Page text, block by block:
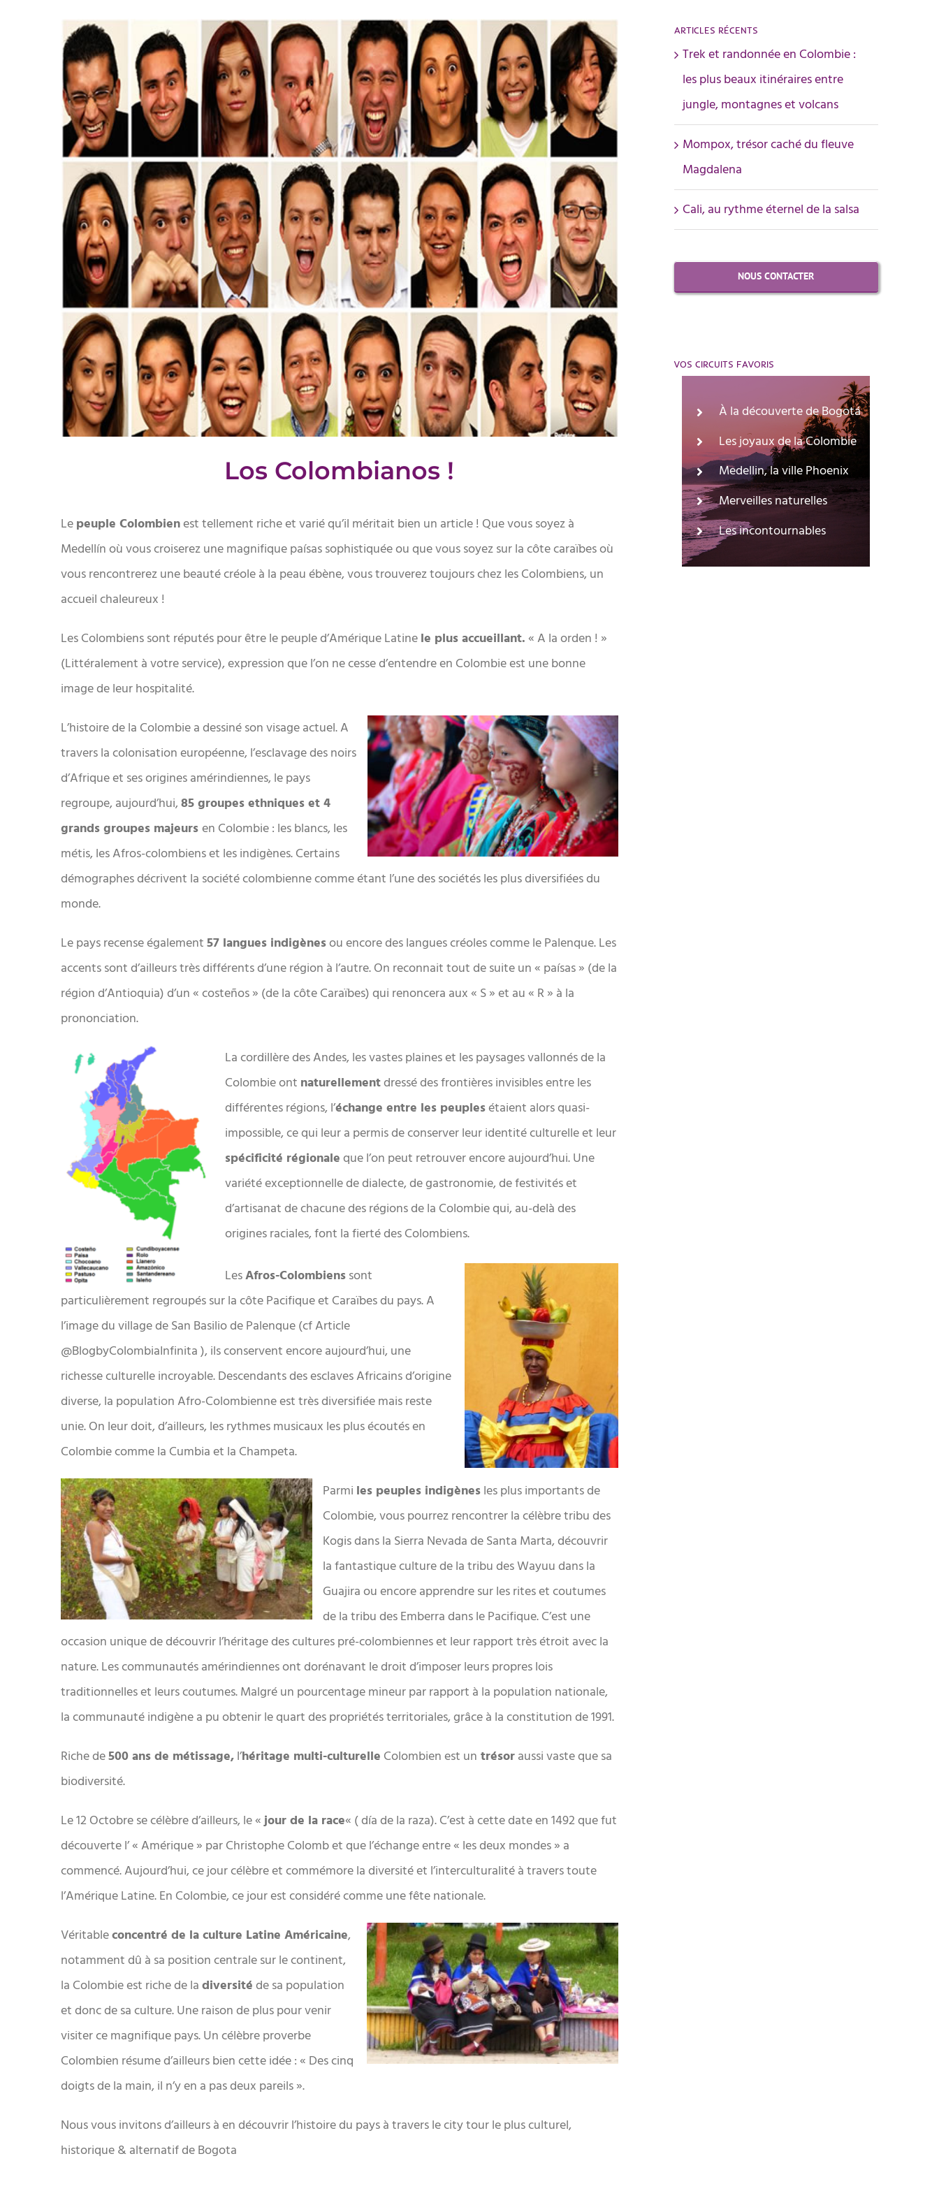
Los Colombianos !
Le peuple Colombienest tellement riche et varié qu’il méritait bien un article ! Que vous soyez à
Medellín où vous croiserez une magnifique paísas sophistiquée ou que vous soyez sur la côte caraïbes où
vous rencontrerez une beauté créole à la peau ébène, vous trouverez toujours chez les Colombiens, un
accueil chaleureux !
Les Colombiens sont réputés pour être le peuple d’Amérique Latine le plus accueillant. « A la orden ! »
(Littéralement à votre service), expression que l’on ne cesse d’entendre en Colombie est une bonne
image de leur hospitalité.
L’histoire de la Colombie a dessiné son visage actuel. A
travers la colonisation européenne, l’esclavage des noirs
d’Afrique et ses origines amérindiennes, le pays
regroupe, aujourd’hui, 85 groupes ethniques et 4
grands groupes majeurs en Colombie : les blancs, les
métis, les Afros-colombiens et les indigènes. Certains
démographes décrivent la société colombienne comme étant l’une des sociétés les plus diversifiées du
monde.
Le pays recense également 57 langues indigènesou encore des langues créoles comme le Palenque. Les
accents sont d’ailleurs très différents d’une région à l’autre. On reconnait tout de suite un « paísas » (de la
région d’Antioquia) d’un « costeños » (de la côte Caraïbes) qui renoncera aux « S » et au « R » à la
prononciation.
La cordillère des Andes, les vastes plaines et les paysages vallonnés de la
Colombie ont naturellementdressé des frontières invisibles entre les
différentes régions, l’échange entre les peuplesétaient alors quasi-
impossible, ce qui leur a permis de conserver leur identité culturelle et leur
spécificité régionale que l’on peut retrouver encore aujourd’hui. Une
variété exceptionnelle de dialecte, de gastronomie, de festivités et
d’artisanat de chacune des régions de la Colombie qui, au-delà des
origines raciales, font la fierté des Colombiens.
LesAfros-Colombiens sont
particulièrement regroupés sur la côte Pacifique et Caraïbes du pays. A
l’image du village de San Basilio de Palenque (cf Article
@BlogbyColombiaInfinita ), ils conservent encore aujourd’hui, une
richesse culturelle incroyable. Descendants des esclaves Africains d’origine
diverse, la population Afro-Colombienne est très diversifiée mais reste
unie. On leur doit, d’ailleurs, les rythmes musicaux les plus écoutés en
Colombie comme la Cumbia et la Champeta.
Parmi les peuples indigènes les plus importants de
Colombie, vous pourrez rencontrer la célèbre tribu des
Kogis dans la Sierra Nevada de Santa Marta, découvrir
la fantastique culture de la tribu des Wayuu dans la
Guajira ou encore apprendre sur les rites et coutumes
de la tribu des Emberra dans le Pacifique. C’est une
occasion unique de découvrir l’héritage des cultures pré-colombiennes et leur rapport très étroit avec la
nature. Les communautés amérindiennes ont dorénavant le droit d’imposer leurs propres lois
traditionnelles et leurs coutumes. Malgré un pourcentage mineur par rapport à la population nationale,
la communauté indigène a pu obtenir le quart des propriétés territoriales, grâce à la constitution de 1991.
Riche de500 ans de métissage, l’héritage multi-culturelle Colombien est un trésor aussi vaste que sa
biodiversité.
Le 12 Octobre se célèbre d’ailleurs, le « jour de la race« ( día de la raza). C’est à cette date en 1492 que fut
découverte l’ « Amérique » par Christophe Colomb et que l’échange entre « les deux mondes » a
commencé. Aujourd’hui, ce jour célèbre et commémore la diversité et l’interculturalité à travers toute
l’Amérique Latine. En Colombie, ce jour est considéré comme une fête nationale.
Véritableconcentré de la culture Latine Américaine,
notamment dû à sa position centrale sur le continent,
la Colombie est riche de la diversité de sa population
et donc de sa culture. Une raison de plus pour venir
visiter ce magnifique pays. Un célèbre proverbe
Colombien résume d’ailleurs bien cette idée : « Des cinq
doigts de la main, il n’y en a pas deux pareils ».
Nous vous invitons d’ailleurs à en découvrir l’histoire du pays à travers le city tour le plus culturel,
historique & alternatif de Bogota
ARTICLES RÉCENTS
Trek et randonnée en Colombie :
les plus beaux itinéraires entre
jungle, montagnes et volcans
Mompox, trésor caché du fleuve
Magdalena
Cali, au rythme éternel de la salsa
NOUS CONTACTER
VOS CIRCUITS FAVORIS
À la découverte de Bogotá
Les joyaux de la Colombie
Medellin, la ville Phoenix
Merveilles naturelles
Les incontournables